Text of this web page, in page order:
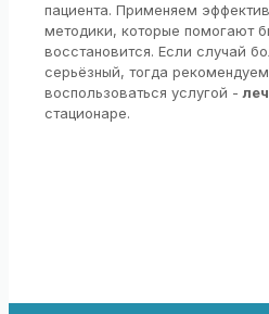
пациента. Применяем
методики, которые помогают
восстановится. Если случай
серьёзный, тогда рекомендуем
воспользоваться услугой -
стационаре.